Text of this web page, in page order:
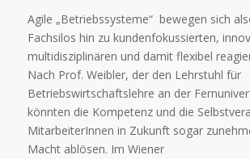
Agile „Betriebssysteme“ bewegen sich
Fachsilos hin zu kundenfokussierten,
multidisziplinären und damit flexibel
Nach Prof. Weibler, der den Lehrstuhl für
Betriebswirtschaftslehre an der
könnten die Kompetenz und die
MitarbeiterInnen in Zukunft sogar
Macht ablösen. Im Wiener